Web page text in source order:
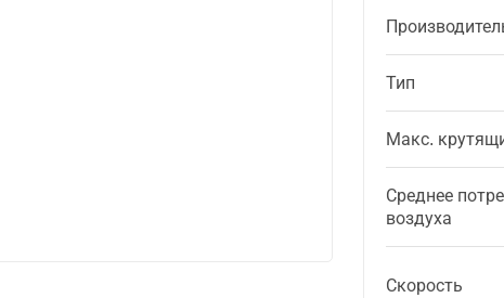
Тип
Макс.
Среднее
воздуха
Скорость